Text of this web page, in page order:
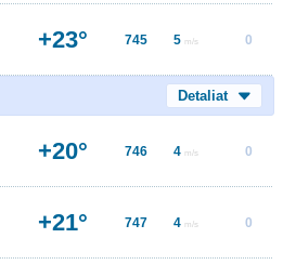
+23° 745 5 m/s 0
Detaliat
+20° 746 4 m/s 0
+21° 747 4 m/s 0